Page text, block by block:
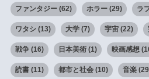
ファンタジー(62) ホラー(29) ラ
ワタシ(13) 大学(7) 宇宙(22)
戦争(16) 日本美術(1) 映画感想
読書(11) 都市と社会(10) 音楽